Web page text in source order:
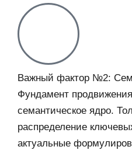
Важный фактор №2:
Фундамент
семантическое ядро.
распределение
актуальные